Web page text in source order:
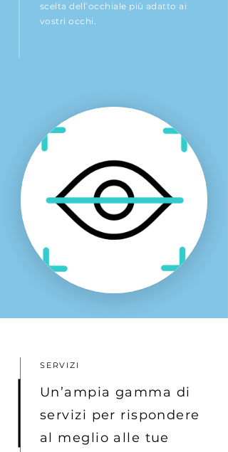
scelta dell’occhiale più adatto ai
vostri occhi.
SERVIZI
Un’ampia gamma di
servizi per rispondere
al meglio alle tue